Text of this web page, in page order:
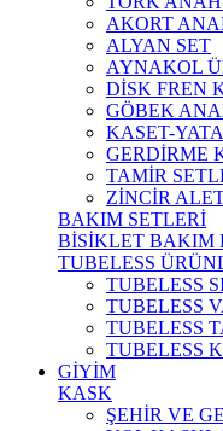
AKORT
ALYAN SET
AYNAKOL
DİSK FREN
GÖBEK
KASET-
GERDİRME
TAMİR
ZİNCİR
BAKIM SETLERİ
BİSİKLET BAKIM
TUBELESS
TUBELESS
TUBELESS
TUBELESS
TUBELESS
GİYİM
KASK
ŞEHİR VE